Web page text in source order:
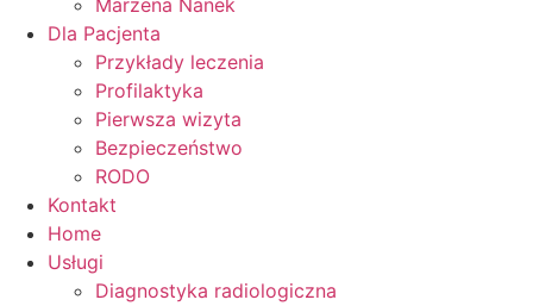
Marzena Nanek
Dla Pacjenta
Przykłady leczenia
Profilaktyka
Pierwsza wizyta
Bezpieczeństwo
RODO
Kontakt
Home
Usługi
Diagnostyka radiologiczna